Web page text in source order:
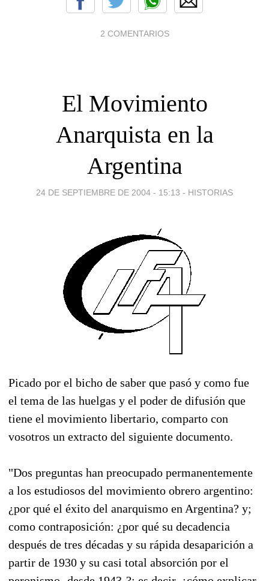
2 COMENTARIOS
El Movimiento
Anarquista en la
Argentina
24 DE SEPTIEMBRE DE 2004 - 15:13 - HISTORIAS
Picado por el bicho de saber que pasó y como fue
el tema de las huelgas y el poder de difusión que
tiene el movimiento libertario, comparto con
vosotros un extracto del siguiente documento.
"Dos preguntas han preocupado permanentemente
a los estudiosos del movimiento obrero argentino:
¿por qué el éxito del anarquismo en Argentina? y;
como contraposición: ¿por qué su decadencia
después de tres décadas y su rápida desaparición a
partir de 1930 y su casi total absorción por el